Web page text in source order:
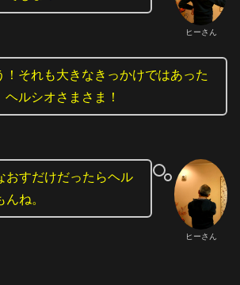
ヒーさん
！それも大きなきっかけではあった
ヘルシオさまさま！
ヒーさん
おすだけだったらヘル
ね。